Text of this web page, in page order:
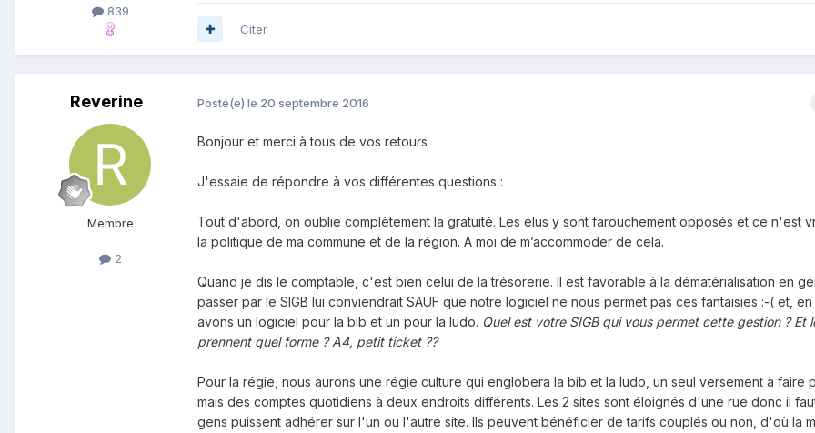
839
Citer
Reverine
Membre
2
Posté(e) le 20 septembre 2016
Bonjour et merci à tous de vos retours
J'essaie de répondre à vos différentes questions :
Tout d'abord, on oublie complètement la gratuité. Les élus y sont farouchement opposés et ce n'est
la politique de ma commune et de la région. A moi de m’accommoder de cela.
Quand je dis le comptable, c'est bien celui de la trésorerie. Il est favorable à la dématérialisation en
passer par le SIGB lui conviendrait SAUF que notre logiciel ne nous permet pas ces fantaisies :-( et, en
avons un logiciel pour la bib et un pour la ludo. Quel est votre SIGB qui vous permet cette gestion ? Et
prennent quel forme ? A4, petit ticket ??
Pour la régie, nous aurons une régie culture qui englobera la bib et la ludo, un seul versement à faire
mais des comptes quotidiens à deux endroits différents. Les 2 sites sont éloignés d'une rue donc il
gens puissent adhérer sur l'un ou l'autre site. Ils peuvent bénéficier de tarifs couplés ou non, d'où la